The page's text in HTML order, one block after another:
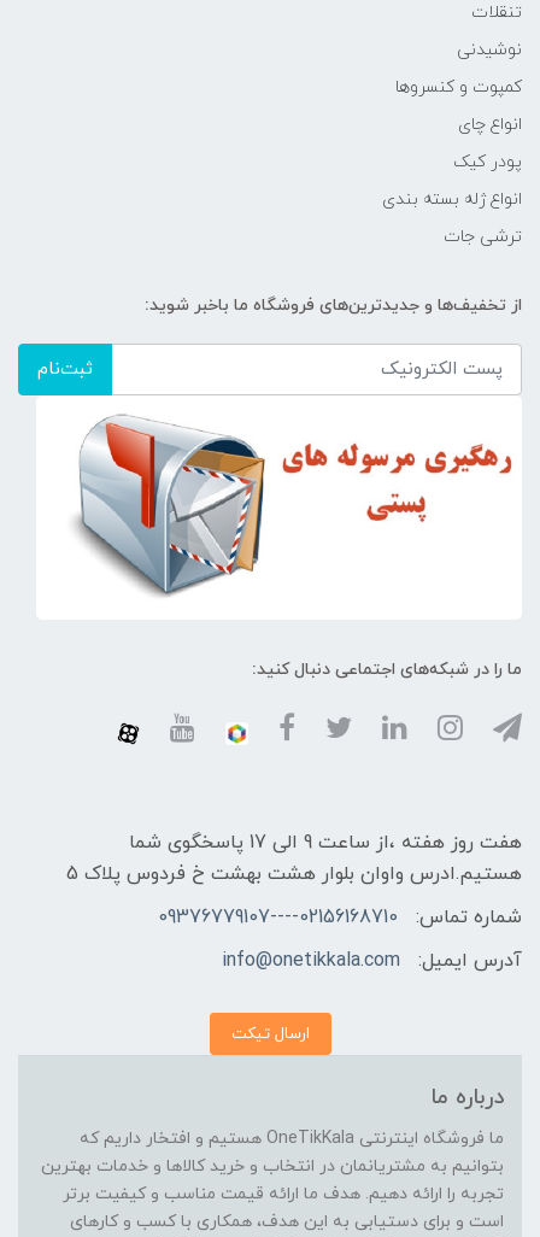
تنقلات
نوشیدنی
کمپوت و کنسروها
انواع چای
پودر کیک
انواع ژله بسته بندی
ترشی جات
از تخفیف‌ها و جدیدترین‌های فروشگاه ما باخبر شوید:
ثبت‌نام
ما را در شبکه‌های اجتماعی دنبال کنید:
هفت روز هفته ،از ساعت 9 الی 17 پاسخگوی شما
هستیم.ادرس واوان بلوار هشت بهشت خ فردوس پلاک 5
شماره تماس:
02156168710----09376779107
آدرس ایمیل:
info@onetikkala.com
ارسال تیکت
درباره ما
ما فروشگاه اینترنتی OneTikKala هستیم و افتخار داریم که
بتوانیم به مشتریانمان در انتخاب و خرید کالاها و خدمات بهترین
تجربه را ارائه دهیم. هدف ما ارائه قیمت مناسب و کیفیت برتر
است و برای دستیابی به این هدف، همکاری با کسب و کارهای